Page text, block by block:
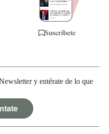
Suscríbete
y entérate de lo que